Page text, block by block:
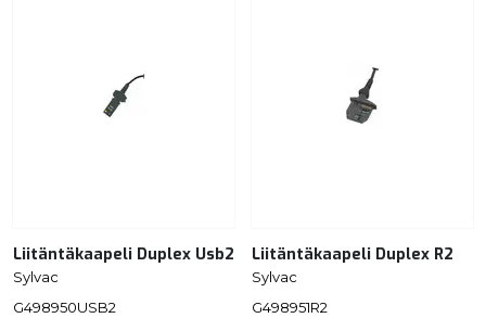
Liitäntäkaapeli Duplex Usb2
Sylvac
G498950USB2
Liitäntäkaapeli Duplex R2
Sylvac
G498951R2